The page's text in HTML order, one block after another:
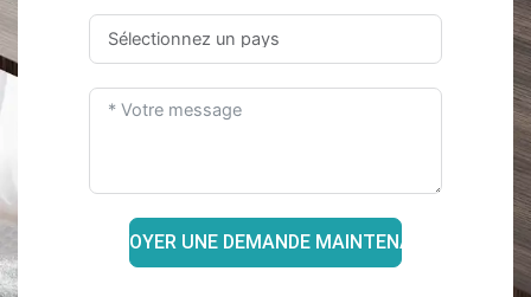
ENVOYER UNE DEMANDE MAINTENANT